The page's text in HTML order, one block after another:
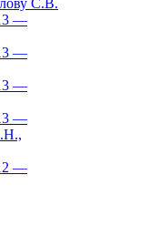
С.В.
—
—
—
—
—